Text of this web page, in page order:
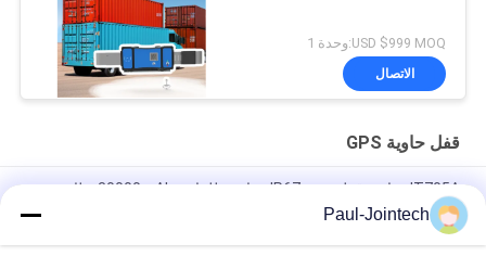
USD $999 MOQ:وحدة 1
الاتصال
قفل حاوية GPS
JT705A حاوية قفل تتبع - IP67 مقاومة للماء و 30000mAh بطارية
مضادة للكسر
JT705C حاوية قابلة للتخصيص GPS كاميرا فيديو قفل مراقبة البضائع
Paul-Jointech